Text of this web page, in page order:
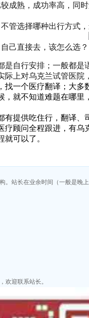
成熟，成功率高，同时
管选择哪种出行方式
己直接去，该怎么选？
是自行安排；一般都
上对乌克兰试管医
找一个医疗翻译；大
就不知道难题在哪
有提供吃住行，翻译
顾问全程跟进，有
可以了。
。站长在业余时间（一般是晚
欢迎联系站长。